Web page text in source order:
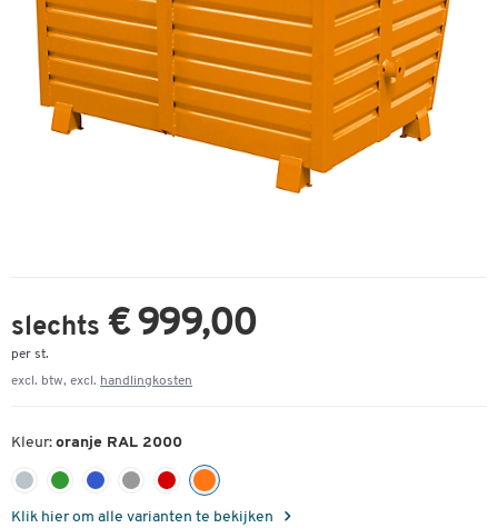
slechts € 999,00
per st.
excl. btw, excl. handlingkosten
Kleur: oranje RAL 2000
Klik hier om alle varianten te bekijken